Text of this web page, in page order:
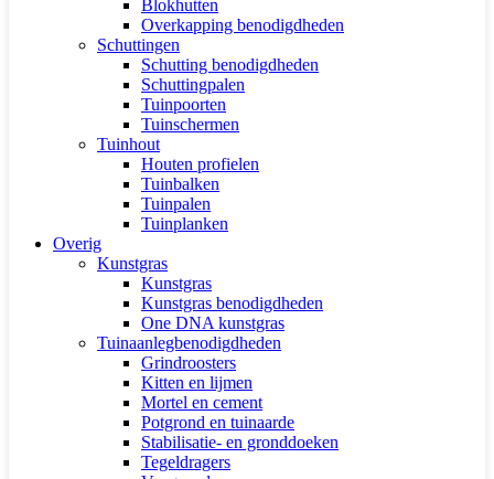
Blokhutten
Overkapping benodigdheden
Schuttingen
Schutting benodigdheden
Schuttingpalen
Tuinpoorten
Tuinschermen
Tuinhout
Houten profielen
Tuinbalken
Tuinpalen
Tuinplanken
Overig
Kunstgras
Kunstgras
Kunstgras benodigdheden
One DNA kunstgras
Tuinaanlegbenodigdheden
Grindroosters
Kitten en lijmen
Mortel en cement
Potgrond en tuinaarde
Stabilisatie- en gronddoeken
Tegeldragers